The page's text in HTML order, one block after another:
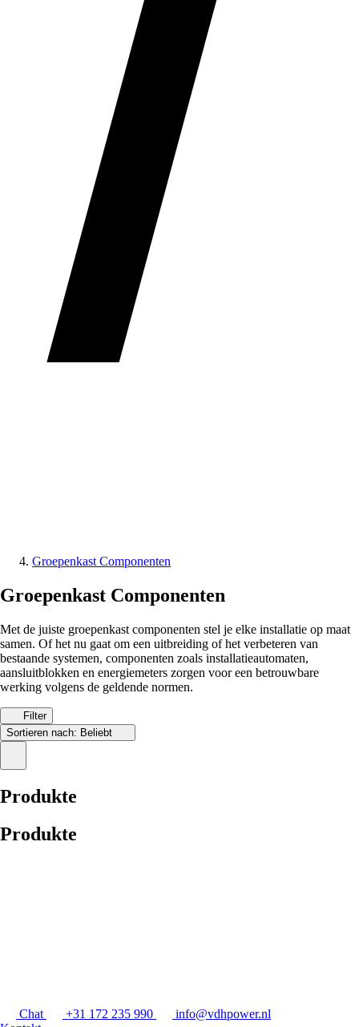
Groepenkast Componenten
Groepenkast Componenten
Met de juiste groepenkast componenten stel je elke installatie op maat
samen. Of het nu gaat om een uitbreiding of het verbeteren van
bestaande systemen, componenten zoals installatieautomaten,
aansluitblokken en energiemeters zorgen voor een betrouwbare
werking volgens de geldende normen.
Filter
Sortieren nach: Beliebt
Produkte
Produkte
Chat +31 172 235 990
info@vdhpower.nl